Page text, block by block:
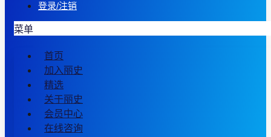
登录/注销
菜单
首页
加入丽史
精选
关于丽史
会员中心
在线咨询